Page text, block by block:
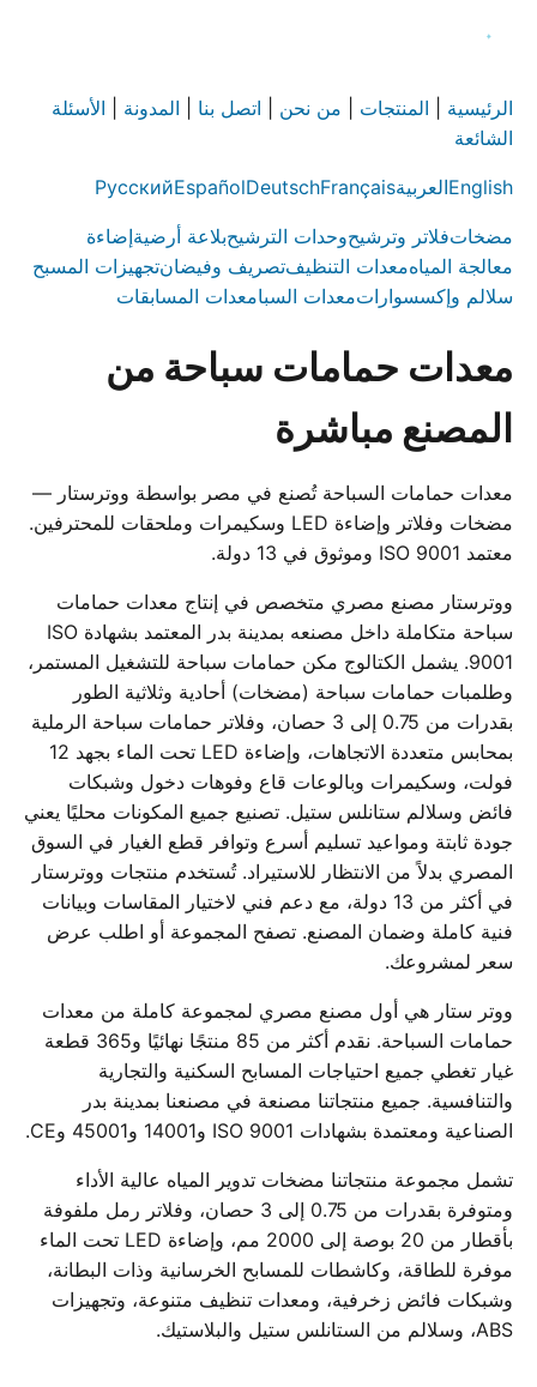
الرئيسية المنتجات من نحن اتصل بنا المدونة
الأسئلة
الشائعة
EnglishالعربيةFrançais
Deutsch
Español
Русский
مضخاتفلاتر وترشيحوحدات الترشيحبلاعة أرضيةإضاءة
معالجة المياهمعدات التنظيفتصريف وفيضانتجهيزات المسبح
سلالم وإكسسواراتمعدات السبامعدات المسابقات
معدات حمامات سباحة من
المصنع مباشرة
معدات حمامات السباحة تُصنع في مصر بواسطة ووترستار —
مضخات وفلاتر وإضاءة LED وسكيمرات وملحقات للمحترفين.
معتمد ISO 9001 وموثوق في 13 دولة.
ووترستار مصنع مصري متخصص في إنتاج معدات حمامات
سباحة متكاملة داخل مصنعه بمدينة بدر المعتمد بشهادة ISO
9001. يشمل الكتالوج مكن حمامات سباحة للتشغيل المستمر،
وطلمبات حمامات سباحة (مضخات) أحادية وثلاثية الطور
بقدرات من 0.75 إلى 3 حصان، وفلاتر حمامات سباحة الرملية
بمحابس متعددة الاتجاهات، وإضاءة LED تحت الماء بجهد 12
فولت، وسكيمرات وبالوعات قاع وفوهات دخول وشبكات
فائض وسلالم ستانلس ستيل. تصنيع جميع المكونات محليًا يعني
جودة ثابتة ومواعيد تسليم أسرع وتوافر قطع الغيار في السوق
المصري بدلاً من الانتظار للاستيراد. تُستخدم منتجات ووترستار
في أكثر من 13 دولة، مع دعم فني لاختيار المقاسات وبيانات
فنية كاملة وضمان المصنع. تصفح المجموعة أو اطلب عرض
سعر لمشروعك.
ووتر ستار هي أول مصنع مصري لمجموعة كاملة من معدات
حمامات السباحة. نقدم أكثر من 85 منتجًا نهائيًا و365 قطعة
غيار تغطي جميع احتياجات المسابح السكنية والتجارية
والتنافسية. جميع منتجاتنا مصنعة في مصنعنا بمدينة بدر
الصناعية ومعتمدة بشهادات ISO 9001 و14001 و45001 وCE.
تشمل مجموعة منتجاتنا مضخات تدوير المياه عالية الأداء
ومتوفرة بقدرات من 0.75 إلى 3 حصان، وفلاتر رمل ملفوفة
بأقطار من 20 بوصة إلى 2000 مم، وإضاءة LED تحت الماء
موفرة للطاقة، وكاشطات للمسابح الخرسانية وذات البطانة،
وشبكات فائض زخرفية، ومعدات تنظيف متنوعة، وتجهيزات
ABS، وسلالم من الستانلس ستيل والبلاستيك.